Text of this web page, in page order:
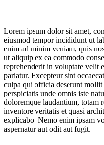
Lorem ipsum dolor sit amet,
eiusmod tempor incididunt ut
enim ad minim veniam, quis
ut aliquip ex ea commodo
reprehenderit in voluptate velit
pariatur. Excepteur sint
culpa qui officia deserunt
perspiciatis unde omnis iste
doloremque laudantium, totam
inventore veritatis et quasi
explicabo. Nemo enim ipsam
aspernatur aut odit aut fugit.